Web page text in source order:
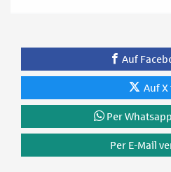
Auf
Auf
Per
Per E-Mail